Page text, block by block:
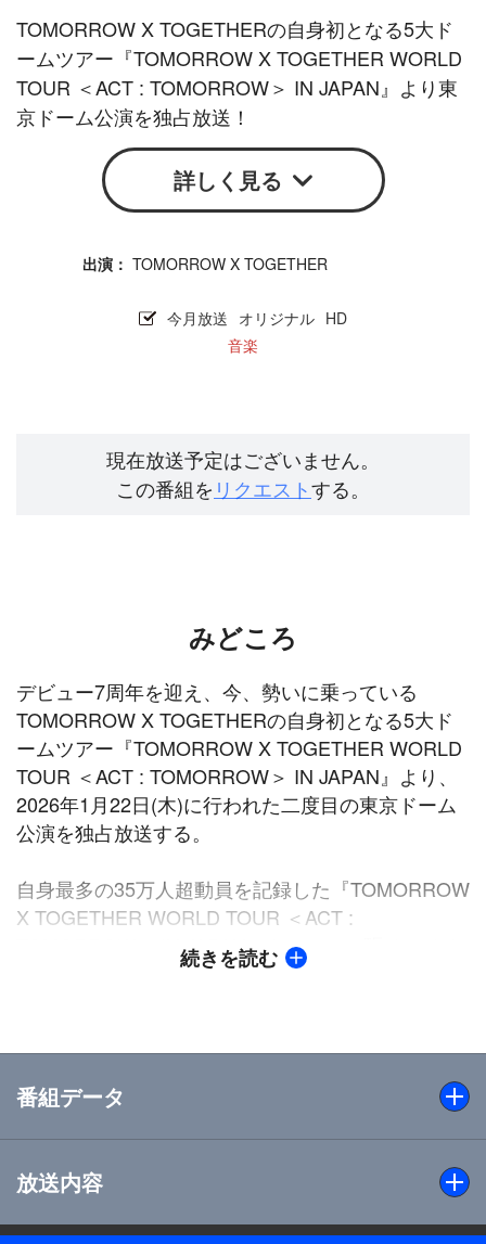
TOMORROW X TOGETHERの自身初となる5大ド
ームツアー『TOMORROW X TOGETHER WORLD
TOUR ＜ACT : TOMORROW＞ IN JAPAN』より東
京ドーム公演を独占放送！
詳しく見る
TOMORROW X TOGETHER
今月放送 オリジナル HD
音楽
現在放送予定はございません。
この番組を リクエストする。
みどころ
デビュー7周年を迎え、今、勢いに乗っている
TOMORROW X TOGETHERの自身初となる5大ド
ームツアー『TOMORROW X TOGETHER WORLD
TOUR ＜ACT : TOMORROW＞ IN JAPAN』より、
2026年1月22日(木)に行われた二度目の東京ドーム
公演を独占放送する。
自身最多の35万人超動員を記録した『TOMORROW
X TOGETHER WORLD TOUR ＜ACT :
TOMORROW＞ IN JAPAN』トロッコで駆けつける
というドラマチックな演出で幕を開け、ファン一人
る。
「約束した明日に向かって一緒に進む」をテーマに
した今回の公演は、メンバー自身が「詰め合わせプ
レゼントのように全てを見せる」と語る通り、爽や
かなポップスからダークなロック、甘いラブソング
まで、ハイクオリティーなステージが次々と展開さ
続きを読む
番組データ
出演
TOMORROW X TOGETHER
放送内容